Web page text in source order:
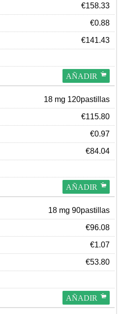
€158.33
€0.88
€141.43
AÑADIR
18 mg 120pastillas
€115.80
€0.97
€84.04
AÑADIR
18 mg 90pastillas
€96.08
€1.07
€53.80
AÑADIR